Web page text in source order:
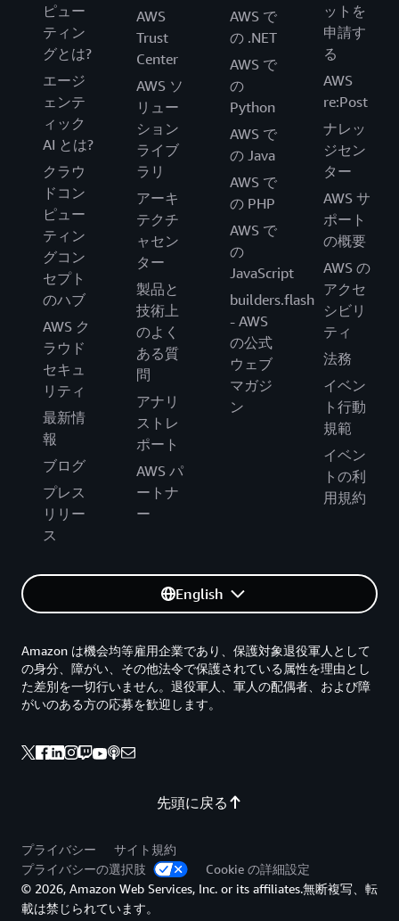
ピュー
ティン
グとは?
エージ
ェンテ
ィック
AI とは?
クラウ
ドコン
ピュー
ティン
グコン
セプト
のハブ
AWS ク
ラウド
セキュ
リティ
最新情
報
ブログ
プレス
リリー
ス
AWS
Trust
Center
AWS ソ
リュー
ション
ライブ
ラリ
アーキ
テクチ
ャセン
ター
製品と
技術上
のよく
ある質
問
アナリ
ストレ
ポート
AWS パ
ートナ
ー
AWS で
の .NET
AWS で
の
Python
AWS で
の Java
AWS で
の PHP
AWS で
の
JavaScript
builders.flash
- AWS
の公式
ウェブ
マガジ
ン
ットを
申請す
る
AWS
re:Post
ナレッ
ジセン
ター
AWS サ
ポート
の概要
AWS の
アクセ
シビリ
ティ
法務
イベン
ト行動
規範
イベン
トの利
用規約
English
先頭に戻る
Amazon は機会均等雇用企業であり、保護対象退役軍人として
の身分、障がい、その他法令で保護されている属性を理由とし
た差別を一切行いません。退役軍人、軍人の配偶者、および障
がいのある方の応募を歓迎します。
プライバシー
サイト規約
プライバシーの選択肢
Cookie の詳細設定
© 2026, Amazon Web Services, Inc. or its affiliates.無断複写、転
載は禁じられています。